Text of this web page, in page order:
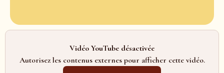
Vidéo YouTube désactivée
Autorisez les contenus externes pour afficher cette vidéo.